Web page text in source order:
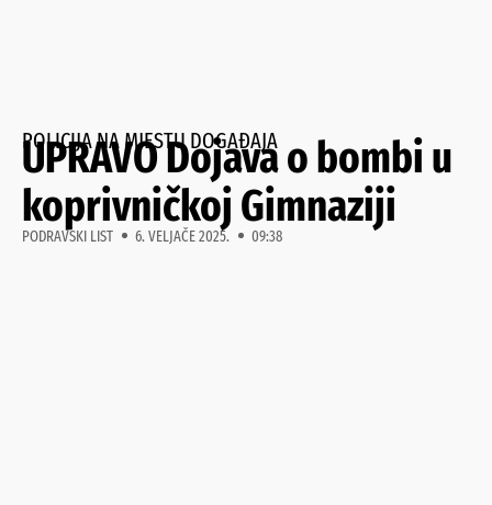
POLICIJA NA MJESTU DOGAĐAJA
UPRAVO Dojava o bombi u
koprivničkoj Gimnaziji
PODRAVSKI LIST 6. VELJAČE 2025. 09:38